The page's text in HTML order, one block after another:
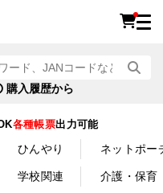
購入履歴から
各種帳票出力可能
ひんやり ネットポー
学校関連 介護・保育